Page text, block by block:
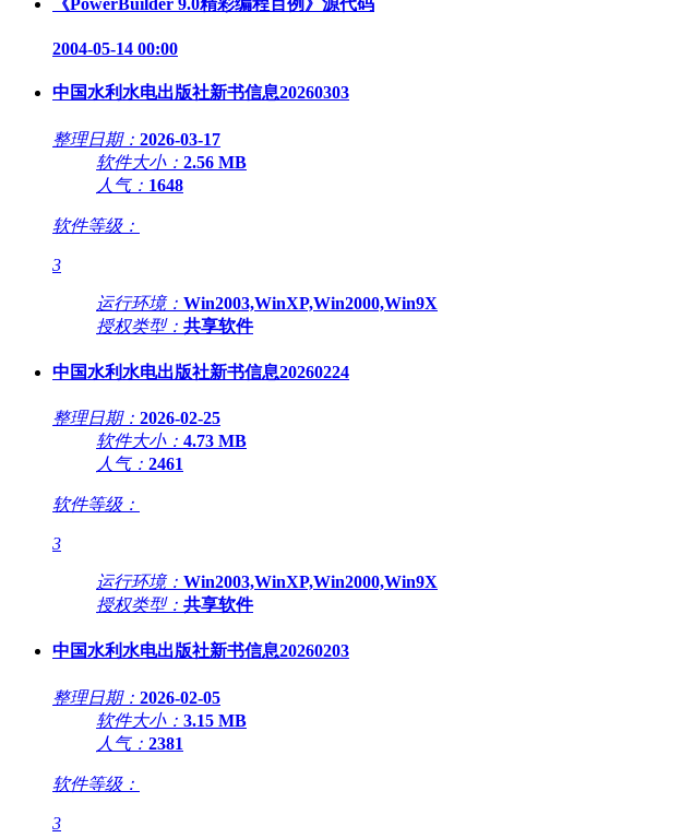
2004-05-14 00:00
中国水利水电出版社新书信息20260303
整理日期： 2026-03-17
软件大小： 2.56 MB
人气： 1648
软件等级：
3
运行环境： Win2003,WinXP,Win2000,Win9X
授权类型： 共享软件
中国水利水电出版社新书信息20260224
整理日期： 2026-02-25
软件大小： 4.73 MB
人气： 2461
软件等级：
3
运行环境： Win2003,WinXP,Win2000,Win9X
授权类型： 共享软件
中国水利水电出版社新书信息20260203
整理日期： 2026-02-05
软件大小： 3.15 MB
人气： 2381
软件等级：
3